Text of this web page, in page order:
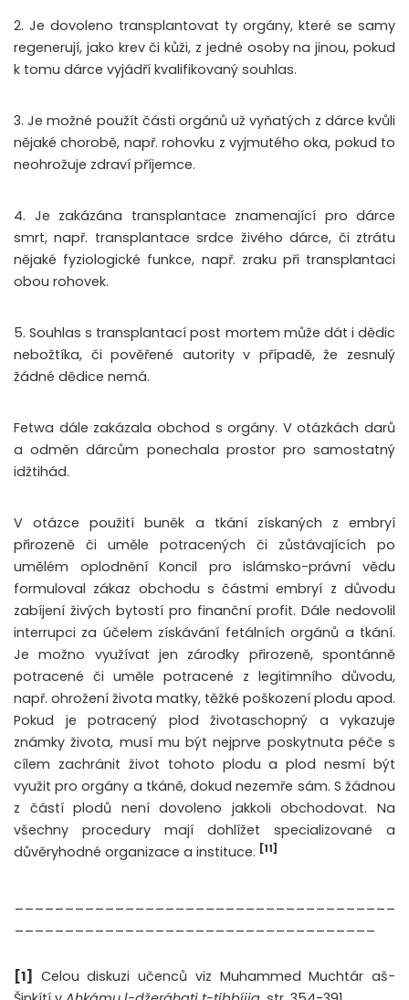
2. Je dovoleno transplantovat ty orgány, které se samy
regenerují, jako krev či kůži, z jedné osoby na jinou, pokud
k tomu dárce vyjádří kvalifikovaný souhlas.
3. Je možné použít části orgánů už vyňatých z dárce kvůli
nějaké chorobě, např. rohovku z vyjmutého oka, pokud to
neohrožuje zdraví příjemce.
4. Je zakázána transplantace znamenající pro dárce
smrt, např. transplantace srdce živého dárce, či ztrátu
nějaké fyziologické funkce, např. zraku při transplantaci
obou rohovek.
5. Souhlas s transplantací post mortem může dát i dědic
nebožtíka, či pověřené autority v případě, že zesnulý
žádné dědice nemá.
Fetwa dále zakázala obchod s orgány. V otázkách darů
a odměn dárcům ponechala prostor pro samostatný
idžtihád.
V otázce použití buněk a tkání získaných z embryí
přirozeně či uměle potracených či zůstávajících po
umělém oplodnění Koncil pro islámsko-právní vědu
formuloval zákaz obchodu s částmi embryí z důvodu
zabíjení živých bytostí pro finanční profit. Dále nedovolil
interrupci za účelem získávání fetálních orgánů a tkání.
Je možno využívat jen zárodky přirozeně, spontánně
potracené či uměle potracené z legitimního důvodu,
např. ohrožení života matky, těžké poškození plodu apod.
Pokud je potracený plod životaschopný a vykazuje
známky života, musí mu být nejprve poskytnuta péče s
cílem zachránit život tohoto plodu a plod nesmí být
využit pro orgány a tkáně, dokud nezemře sám. S žádnou
z částí plodů není dovoleno jakkoli obchodovat. Na
všechny procedury mají dohlížet specializované a
důvěryhodné organizace a instituce. [11]
[1]
Celou diskuzi učenců viz Muhammed Muchtár aš-